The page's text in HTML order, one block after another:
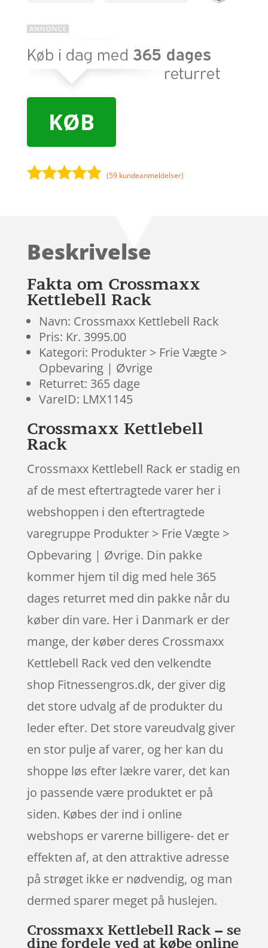
KØB
kundebedø
(59 kundeanmeldelser)
Beskrivelse
Fakta om Crossmaxx
Kettlebell Rack
Navn: Crossmaxx Kettlebell Rack
Pris: Kr. 3995.00
Kategori: Produkter > Frie Vægte >
Opbevaring | Øvrige
Returret: 365 dage
VareID: LMX1145
Crossmaxx Kettlebell
Rack
Crossmaxx Kettlebell Rack er stadig en
af de mest eftertragtede varer her i
webshoppen i den eftertragtede
varegruppe Produkter > Frie Vægte >
Opbevaring | Øvrige. Din pakke
kommer hjem til dig med hele 365
dages returret med din pakke når du
køber din vare. Her i Danmark er der
mange, der køber deres Crossmaxx
Kettlebell Rack ved den velkendte
shop Fitnessengros.dk, der giver dig
det store udvalg af de produkter du
leder efter. Det store vareudvalg giver
en stor pulje af varer, og her kan du
shoppe løs efter lækre varer, det kan
jo passende være produktet er på
siden. Købes der ind i online
webshops er varerne billigere- det er
effekten af, at den attraktive adresse
på strøget ikke er nødvendig, og man
dermed sparer meget på huslejen.
Crossmaxx Kettlebell Rack – se
dine fordele ved at købe online